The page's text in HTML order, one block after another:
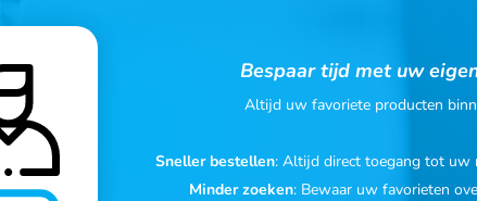
Bespaar tijd met uw
Altijd uw favoriete producten
Sneller bestellen: Altijd direct toegang tot uw
Minder zoeken: Bewaar uw favorieten